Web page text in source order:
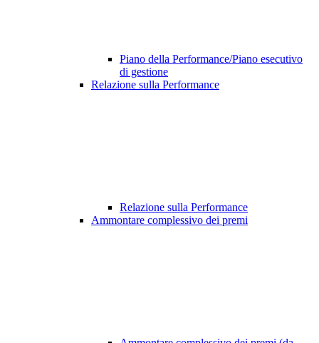
Piano della Performance/Piano esecutivo
di gestione
Relazione sulla Performance
Relazione sulla Performance
Ammontare complessivo dei premi